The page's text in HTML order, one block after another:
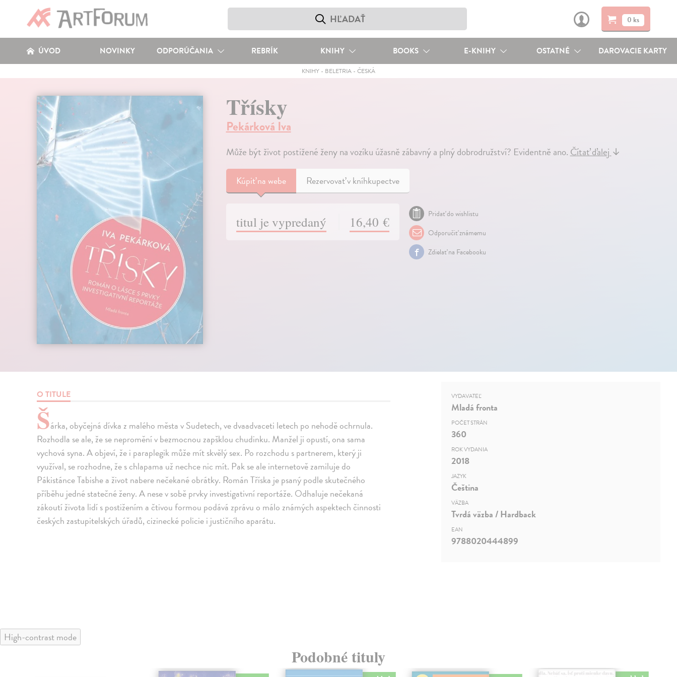
0 ks
ÚVOD NOVINKY ODPORÚČANIA REBRÍK KNIHY BOOKS E-KNIHY OSTATNÉ DAROVACIE KARTY
KNIHY- BELETRIA- ČESKÁ
Třísky
Pekárková Iva
Může být život postižené ženy na vozíku úžasně zábavný a plný dobrodružství? Evidentně ano.Čítať ďalej↓
Kúpiťna webe Rezervovať v kníhkupectve
titul je vypredaný 16,40 €
Pridať do wishlistu
Odporučiť známemu
Zdielať na Facebooku
O TITULE
Šárka, obyčejná dívka z malého města v Sudetech, ve dvaadvaceti letech po nehodě ochrnula.
Rozhodla se ale, že se nepromění v bezmocnou zapšklou chudinku. Manžel ji opustí, ona sama
vychová syna. A objeví, že i paraplegik může mít skvělý sex. Po rozchodu s partnerem, který ji
využíval, se rozhodne, že s chlapama už nechce nic mít. Pak se ale internetově zamiluje do
Pákistánce Tabishe a život nabere nečekané obrátky. Román Tříska je psaný podle skutečného
příběhu jedné statečné ženy. A nese v sobě prvky investigativní reportáže. Odhaluje nečekaná
zákoutí života lidí s postižením a čtivou formou podává zprávu o málo známých aspektech činnosti
českých zastupitelských úřadů, cizinecké policie i justičního aparátu.
VYDAVATEĽ
Mladá fronta
POČET STRÁN
360
ROK VYDANIA
2018
JAZYK
Čeština
VÄZBA
Tvrdá väzba / Hardback
EAN
9788020444899
High-contrast mode
Podobné tituly